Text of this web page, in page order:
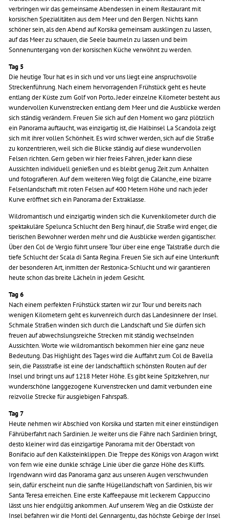
verbringen wir das gemeinsame Abendessen in einem Restaurant mit
korsischen Spezialitäten aus dem Meer und den Bergen. Nichts kann
schöner sein, als den Abend auf Korsika gemeinsam ausklingen zu lassen,
auf das Meer zu schauen, die Seele baumeln zu lassen und beim
Sonnenuntergang von der korsischen Küche verwöhnt zu werden.
Tag 5
Die heutige Tour hat es in sich und vor uns liegt eine anspruchsvolle
Streckenführung. Nach einem hervorragenden Frühstück geht es heute
entlang der Küste zum Golf von Porto.Jeder einzelne Kilometer besteht aus
wundervollen Kurvenstrecken entlang dem Meer und die Ausblicke werden
sich ständig verändern. Freuen Sie sich auf den Moment wo ganz plötzlich
ein Panorama auftaucht, was einzigartig ist, die Halbinsel La Scandola zeigt
sich mit ihrer vollen Schönheit. Es wird schwer werden, sich auf die Straße
zu konzentrieren, weil sich die Blicke ständig auf diese wundervollen
Felsen richten. Gern geben wir hier freies Fahren, jeder kann diese
Aussichten individuell genießen und es bleibt genug Zeit zum Anhalten
und fotografieren. Auf dem weiteren Weg folgt die Calanche, eine bizarre
Felsenlandschaft mit roten Felsen auf 400 Metern Höhe und nach jeder
Kurve eröffnet sich ein Panorama der Extraklasse.
Wildromantisch und einzigartig winden sich die Kurvenkilometer durch die
spektakuläre Spelunca Schlucht den Berg hinauf, die Straße wird enger, die
tierischen Bewohner werden mehr und die Ausblicke werden gigantischer.
Über den Col de Vergio führt unsere Tour über eine enge Talstraße durch die
tiefe Schlucht der Scala di Santa Regina. Freuen Sie sich auf eine Unterkunft
der besonderen Art, inmitten der Restonica-Schlucht und wir garantieren
heute schon das breite Lächeln in jedem Gesicht.
Tag 6
Nach einem perfekten Frühstück starten wir zur Tour und bereits nach
wenigen Kilometern geht es kurvenreich durch das Landesinnere der Insel.
Schmale Straßen winden sich durch die Landschaft und Sie dürfen sich
freuen auf abwechslungsreiche Strecken mit ständig wechselnden
Aussichten. Worte wie wildromantisch bekommen hier eine ganz neue
Bedeutung. Das Highlight des Tages wird die Auffahrt zum Col de Bavella
sein, die Passstraße ist eine der landschaftlich schönsten Routen auf der
Insel und bringt uns auf 1218 Meter Höhe. Es gibt keine Spitzkehren, nur
wunderschöne langgezogene Kurvenstrecken und damit verbunden eine
reizvolle Strecke für ausgiebigen Fahrspaß.
Tag 7
Heute nehmen wir Abschied von Korsika und starten mit einer einstündigen
Fährüberfahrt nach Sardinien. Je weiter uns die Fähre nach Sardinien bringt,
desto kleiner wird das einzigartige Panorama mit der Oberstadt von
Bonifacio auf den Kalksteinklippen. Die Treppe des Königs von Aragon wirkt
von fern wie eine dunkle schräge Linie über die ganze Höhe des Kliffs.
Irgendwann wird das Panorama ganz aus unseren Augen verschwunden
sein, dafür erscheint nun die sanfte Hügellandschaft von Sardinien, bis wir
Santa Teresa erreichen. Eine erste Kaffeepause mit leckerem Cappuccino
lässt uns hier endgültig ankommen. Auf unserem Weg an die Ostküste der
Insel befahren wir die Monti del Gennargentu, das höchste Gebirge der Insel